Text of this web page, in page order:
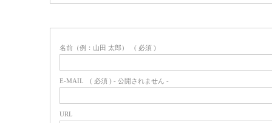
名前（例：山田 太郎） ( 必須 )
E-MAIL ( 必須 ) - 公開されません -
URL